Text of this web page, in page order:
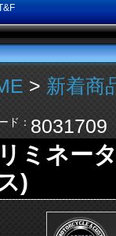
> 新着商
ド： 8031709
ミネー
)